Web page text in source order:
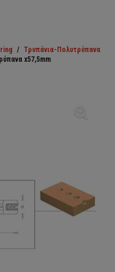
/ Τρυπάνια-Πολυτρύπανα
x57,5mm